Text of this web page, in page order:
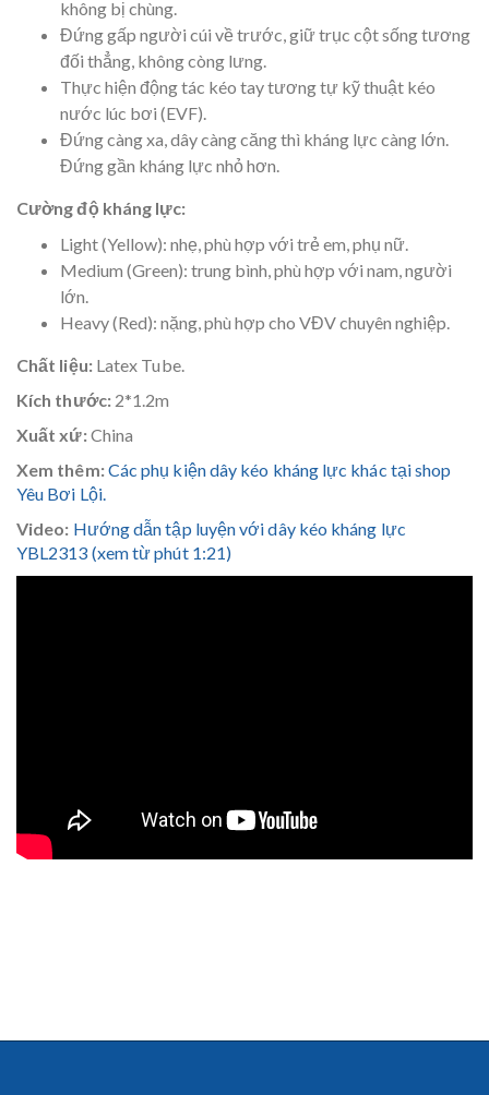
không bị chùng.
Đứng gấp người cúi về trước, giữ trục cột sống tương
đối thẳng, không còng lưng.
Thực hiện động tác kéo tay tương tự kỹ thuật kéo
nước lúc bơi (EVF).
Đứng càng xa, dây càng căng thì kháng lực càng lớn.
Đứng gần kháng lực nhỏ hơn.
Cường độ kháng lực:
Light (Yellow): nhẹ, phù hợp với trẻ em, phụ nữ.
Medium (Green): trung bình, phù hợp với nam, người
lớn.
Heavy (Red): nặng, phù hợp cho VĐV chuyên nghiệp.
Chất liệu:Latex Tube.
Kích thước: 2*1.2m
Xuất xứ:China
Xem thêm:Các phụ kiện dây kéo kháng lực khác tại shop
Yêu Bơi Lội.
Video: Hướng dẫn tập luyện với dây kéo kháng lực
YBL2313 (xem từ phút 1:21)